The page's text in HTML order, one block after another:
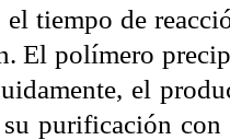
tiempo de
El polímero
el
purificación con